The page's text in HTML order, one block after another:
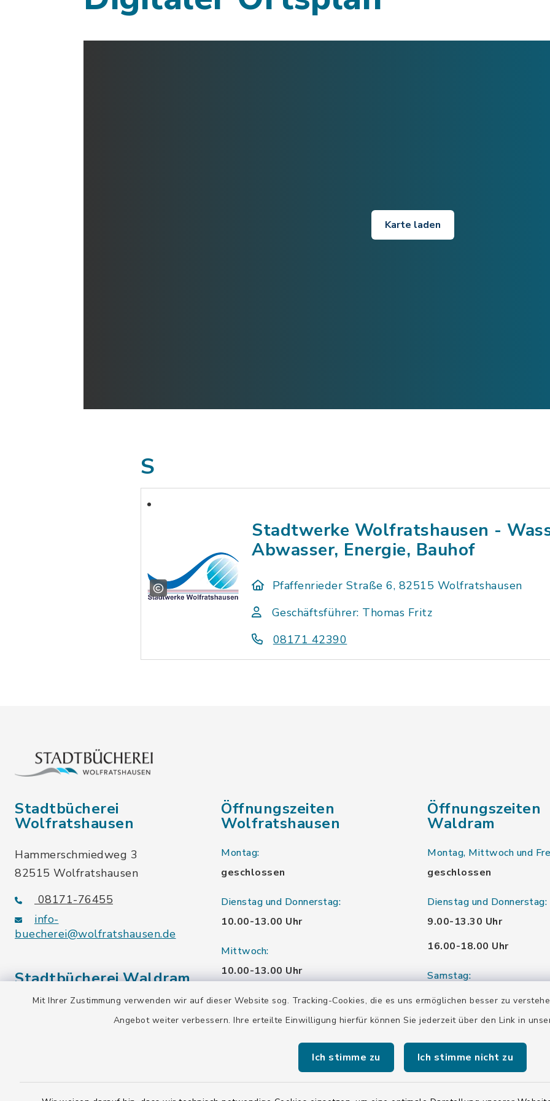
Mit Ihrer Zustimmung verwenden wir auf dieser Website sog. Tracking-Cookies, die es uns ermöglichen besser zu
Angebot weiter verbessern. Ihre erteilte Einwilligung hierfür können Sie jederzeit über den Link in
Ich stimme zu Ich stimme nicht zu
Karte laden
S
Stadtwerke Wolfratshausen -
Abwasser, Energie, Bauhof
Pfaffenrieder Straße 6, 82515 Wolfratshausen
Geschäftsführer: Thomas Fritz
08171 42390
Stadtbücherei
Wolfratshausen
Hammerschmiedweg 3
82515 Wolfratshausen
08171-76455
info-
buecherei@wolfratshausen.de
Stadtbücherei Waldram
Kardinal-Wendel-Str. 96
82515 Wolfratshausen
Öffnungszeiten
Wolfratshausen
Montag:
geschlossen
Dienstag und Donnerstag:
10.00-13.00 Uhr
Mittwoch:
10.00-13.00 Uhr
15.00-19.00 Uhr
Freitag:
10.00-18.00 Uhr
Öffnungszeiten
Waldram
Montag, Mittwoch und
geschlossen
Dienstag und Donnerstag:
9.00-13.30 Uhr
16.00-18.00 Uhr
Samstag:
10.00-12.00 Uhr